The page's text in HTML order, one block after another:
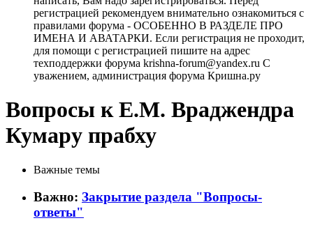
регистрацией рекомендуем внимательно ознакомиться с
правилами форума - ОСОБЕННО В РАЗДЕЛЕ ПРО
ИМЕНА И АВАТАРКИ. Если регистрация не проходит,
для помощи с регистрацией пишите на адрес
техподдержки форума krishna-forum@yandex.ru С
уважением, администрация форума Кришна.ру
Вопросы к Е.М. Враджендра
Кумару прабху
Важные темы
Важно: Закрытие раздела "Вопросы-
ответы"